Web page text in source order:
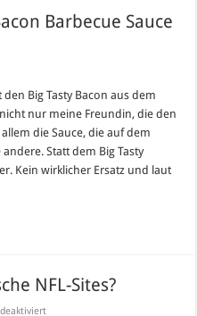
Barbecue Sauce
Big Tasty Bacon aus dem
nur meine Freundin, die den
die Sauce, die auf dem
Statt dem Big Tasty
Kein wirklicher Ersatz und laut
NFL-Sites?
für